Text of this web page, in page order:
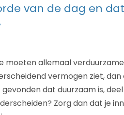
van de dag en
moeten allemaal
vermogen ziet, dan
dat duurzaam is,
Zorg dan dat je